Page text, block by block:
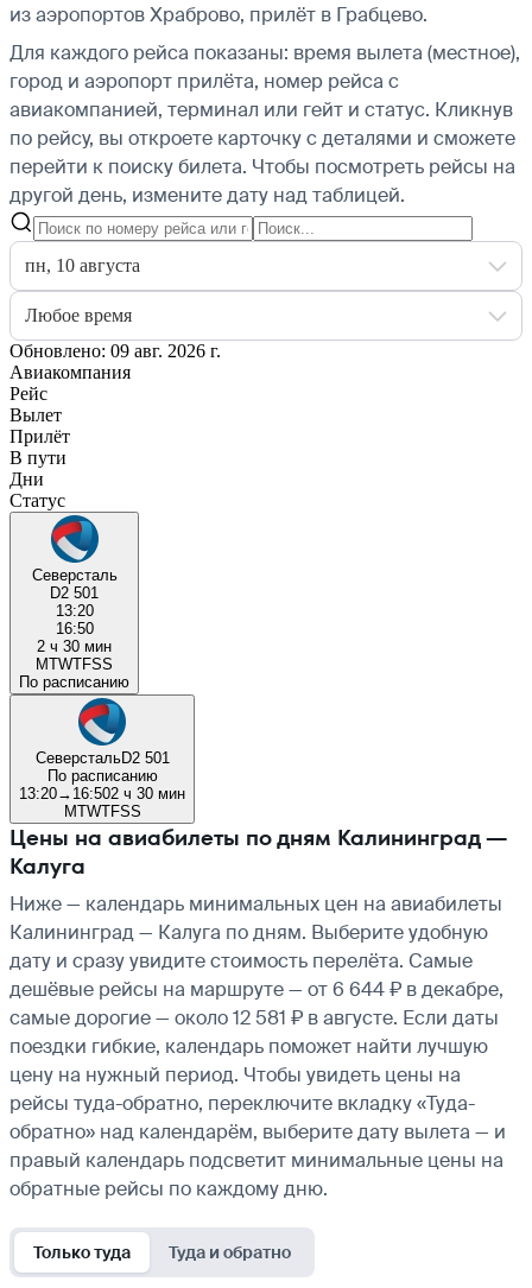
из аэропортов Храброво, прилёт в Грабцево.
Для каждого рейса показаны: время вылета (местное),
город и аэропорт прилёта, номер рейса с
авиакомпанией, терминал или гейт и статус. Кликнув
по рейсу, вы откроете карточку с деталями и сможете
перейти к поиску билета. Чтобы посмотреть рейсы на
другой день, измените дату над таблицей.
пн, 10 августа
Любое время
Обновлено: 09 авг. 2026 г.
Авиакомпания
Рейс
Вылет
Прилёт
В пути
Дни
Статус
Северсталь
D2 501
13:20
16:50
2 ч 30 мин
MTWTFSS
По расписанию
СеверстальD2 501
По расписанию
13:20→ 16:502 ч 30 мин
MTWTFSS
Цены на авиабилеты по дням Калининград —
Калуга
Ниже — календарь минимальных цен на авиабилеты
Калининград — Калуга по дням. Выберите удобную
дату и сразу увидите стоимость перелёта. Самые
дешёвые рейсы на маршруте — от 6 644 ₽ в декабре,
самые дорогие — около 12 581 ₽ в августе. Если даты
поездки гибкие, календарь поможет найти лучшую
цену на нужный период. Чтобы увидеть цены на
рейсы туда-обратно, переключите вкладку «Туда-
обратно» над календарём, выберите дату вылета — и
правый календарь подсветит минимальные цены на
обратные рейсы по каждому дню.
Только туда Туда и обратно